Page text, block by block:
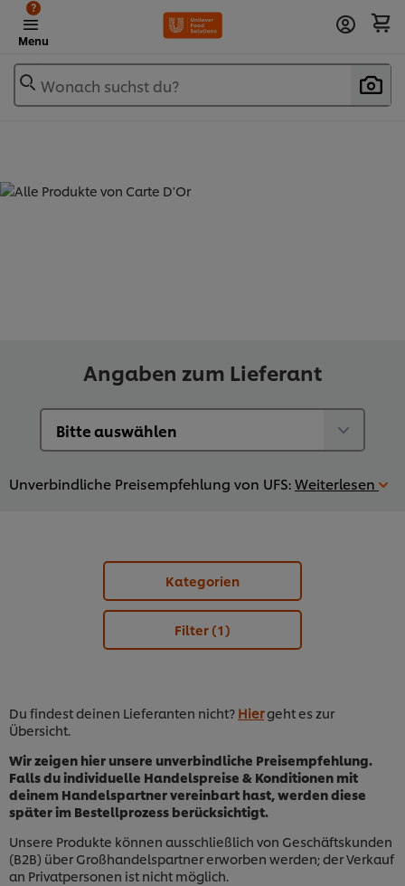
Menu
?
Wonach suchst du?
Angaben zum Lieferant
Unverbindliche Preisempfehlung von UFS:Weiterlesen
Kategorien
Filter (1)
Du findest deinen Lieferanten nicht? Hiergeht es zur
Übersicht.
Wir zeigen hier unsere unverbindliche Preisempfehlung.
Falls du individuelle Handelspreise & Konditionen mit
deinem Handelspartner vereinbart hast, werden diese
später im Bestellprozess berücksichtigt.
Unsere Produkte können ausschließlich von Geschäftskunden
(B2B) über Großhandelspartner erworben werden; der Verkauf
an Privatpersonen ist nicht möglich.